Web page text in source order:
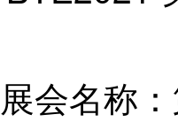
展会名称